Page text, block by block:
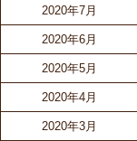
2020年7月
2020年6月
2020年5月
2020年4月
2020年3月